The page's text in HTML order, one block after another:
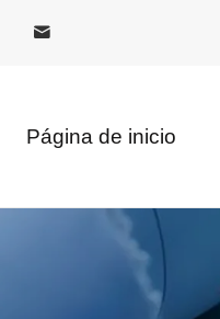
Página de inicio